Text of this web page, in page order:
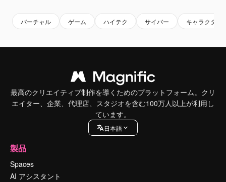
バーチャル ゲーム ハイテク サイバー キャラクター
最高のクリエイティブ制作を導くためのプラットフォーム。クリ
エイター、企業、代理店、スタジオを含む100万人以上が利用し
ています。
日本語
製品
Spaces
AI アシスタント